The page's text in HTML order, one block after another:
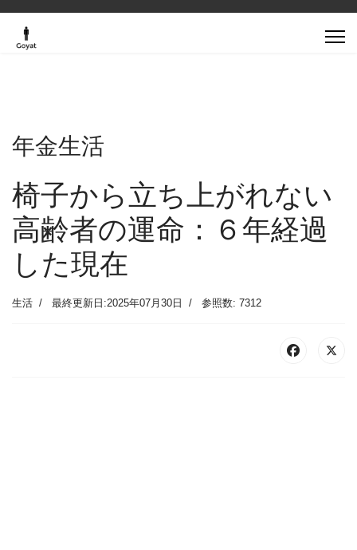
年金生活
椅子から立ち上がれない
高齢者の運命：６年経過
した現在
生活 最終更新日:2025年07月30日 参照数: 7312